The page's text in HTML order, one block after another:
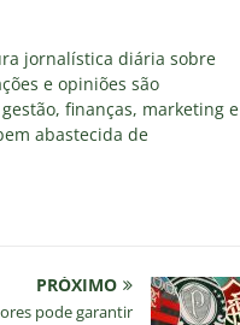
jornalística diária sobre
e opiniões são
finanças, marketing e
abastecida de
PRÓXIMO
pode garantir